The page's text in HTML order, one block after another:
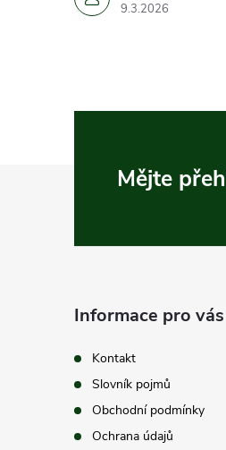
9.3.2026
Mějte
Informace pro vás
Kontakt
Slovník pojmů
Obchodní podmínky
Ochrana údajů